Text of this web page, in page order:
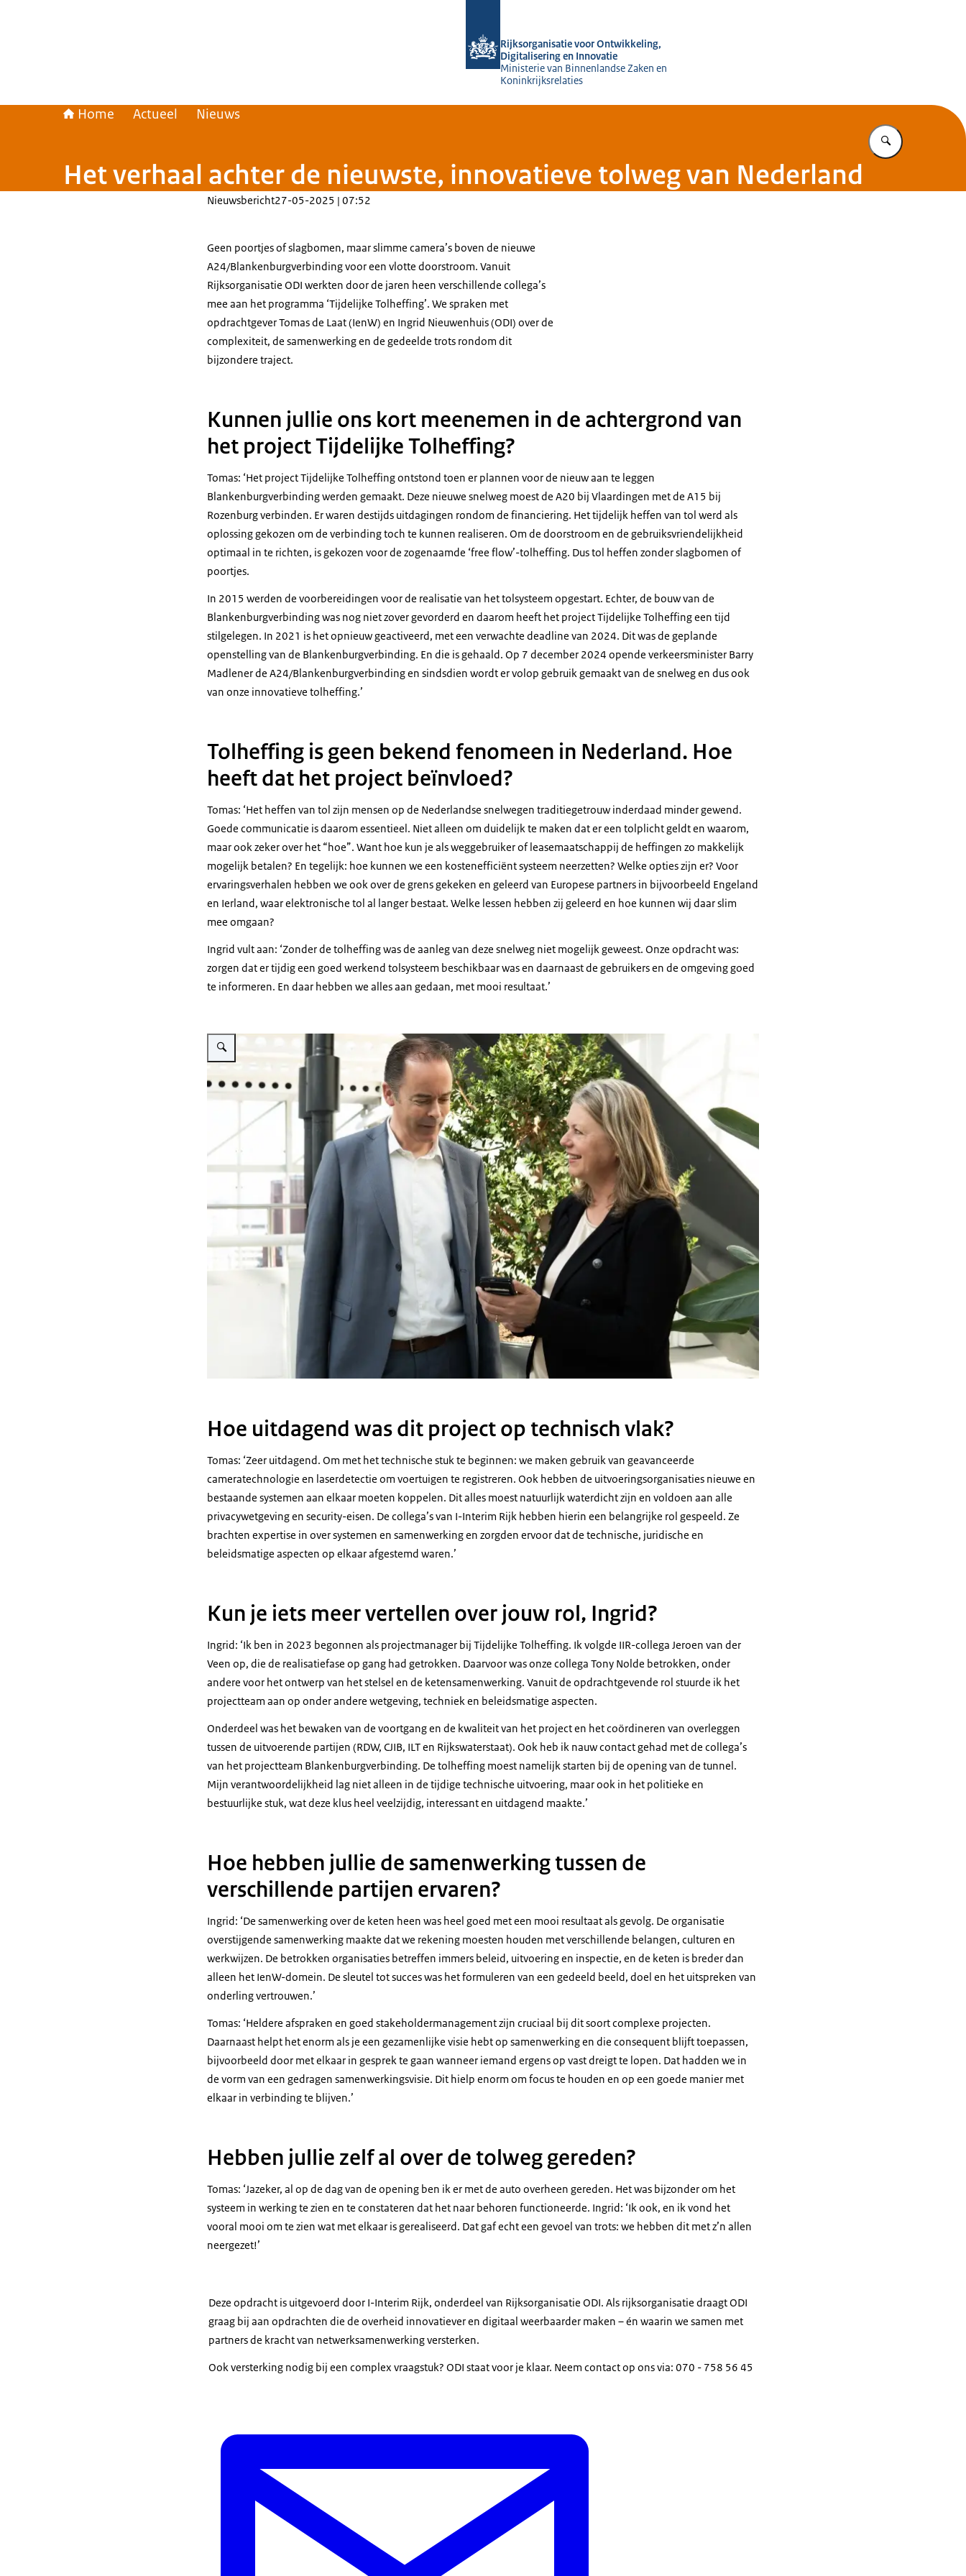
Rijksorganisatie voor Ontwikkeling,
Digitalisering en Innovatie
Ministerie van Binnenlandse Zaken en
Koninkrijksrelaties
Home Actueel Nieuws
Vul in wat u
Het verhaal achter de nieuwste, innovatieve tolweg van Nederland
Nieuwsbericht27-05-2025 | 07:52
Geen poortjes of slagbomen, maar slimme camera’s boven de nieuwe
A24/Blankenburgverbinding voor een vlotte doorstroom. Vanuit
Rijksorganisatie ODI werkten door de jaren heen verschillende collega’s
mee aan het programma ‘Tijdelijke Tolheffing’. We spraken met
opdrachtgever Tomas de Laat (IenW) en Ingrid Nieuwenhuis (ODI) over de
complexiteit, de samenwerking en de gedeelde trots rondom dit
bijzondere traject.
Kunnen jullie ons kort meenemen in de achtergrond van
het project Tijdelijke Tolheffing?
Tomas: ‘Het project Tijdelijke Tolheffing ontstond toen er plannen voor de nieuw aan te leggen
Blankenburgverbinding werden gemaakt. Deze nieuwe snelweg moest de A20 bij Vlaardingen met de A15 bij
Rozenburg verbinden. Er waren destijds uitdagingen rondom de financiering. Het tijdelijk heffen van tol werd als
oplossing gekozen om de verbinding toch te kunnen realiseren. Om de doorstroom en de gebruiksvriendelijkheid
optimaal in te richten, is gekozen voor de zogenaamde ‘free flow’-tolheffing. Dus tol heffen zonder slagbomen of
poortjes.
In 2015 werden de voorbereidingen voor de realisatie van het tolsysteem opgestart. Echter, de bouw van de
Blankenburgverbinding was nog niet zover gevorderd en daarom heeft het project Tijdelijke Tolheffing een tijd
stilgelegen. In 2021 is het opnieuw geactiveerd, met een verwachte deadline van 2024. Dit was de geplande
openstelling van de Blankenburgverbinding. En die is gehaald. Op 7 december 2024 opende verkeersminister Barry
Madlener de A24/Blankenburgverbinding en sindsdien wordt er volop gebruik gemaakt van de snelweg en dus ook
van onze innovatieve tolheffing.’
Tolheffing is geen bekend fenomeen in Nederland. Hoe
heeft dat het project beïnvloed?
Tomas: ‘Het heffen van tol zijn mensen op de Nederlandse snelwegen traditiegetrouw inderdaad minder gewend.
Goede communicatie is daarom essentieel. Niet alleen om duidelijk te maken dat er een tolplicht geldt en waarom,
maar ook zeker over het “hoe”. Want hoe kun je als weggebruiker of leasemaatschappij de heffingen zo makkelijk
mogelijk betalen? En tegelijk: hoe kunnen we een kostenefficiënt systeem neerzetten? Welke opties zijn er? Voor
ervaringsverhalen hebben we ook over de grens gekeken en geleerd van Europese partners in bijvoorbeeld Engeland
en Ierland, waar elektronische tol al langer bestaat. Welke lessen hebben zij geleerd en hoe kunnen wij daar slim
mee omgaan?
Ingrid vult aan: ‘Zonder de tolheffing was de aanleg van deze snelweg niet mogelijk geweest. Onze opdracht was:
zorgen dat er tijdig een goed werkend tolsysteem beschikbaar was en daarnaast de gebruikers en de omgeving goed
te informeren. En daar hebben we alles aan gedaan, met mooi resultaat.’
Vergroot afbeelding Tomas de Laat en Ingrid Nieuwenhuis in gesprek
Hoe uitdagend was dit project op technisch vlak?
Tomas: ‘Zeer uitdagend. Om met het technische stuk te beginnen: we maken gebruik van geavanceerde
cameratechnologie en laserdetectie om voertuigen te registreren. Ook hebben de uitvoeringsorganisaties nieuwe en
bestaande systemen aan elkaar moeten koppelen. Dit alles moest natuurlijk waterdicht zijn en voldoen aan alle
privacywetgeving en security-eisen. De collega’s van I-Interim Rijk hebben hierin een belangrijke rol gespeeld. Ze
brachten expertise in over systemen en samenwerking en zorgden ervoor dat de technische, juridische en
beleidsmatige aspecten op elkaar afgestemd waren.’
Kun je iets meer vertellen over jouw rol, Ingrid?
Ingrid: ‘Ik ben in 2023 begonnen als projectmanager bij Tijdelijke Tolheffing. Ik volgde IIR-collega Jeroen van der
Veen op, die de realisatiefase op gang had getrokken. Daarvoor was onze collega Tony Nolde betrokken, onder
andere voor het ontwerp van het stelsel en de ketensamenwerking. Vanuit de opdrachtgevende rol stuurde ik het
projectteam aan op onder andere wetgeving, techniek en beleidsmatige aspecten.
Onderdeel was het bewaken van de voortgang en de kwaliteit van het project en het coördineren van overleggen
tussen de uitvoerende partijen (RDW, CJIB, ILT en Rijkswaterstaat). Ook heb ik nauw contact gehad met de collega’s
van het projectteam Blankenburgverbinding. De tolheffing moest namelijk starten bij de opening van de tunnel.
Mijn verantwoordelijkheid lag niet alleen in de tijdige technische uitvoering, maar ook in het politieke en
bestuurlijke stuk, wat deze klus heel veelzijdig, interessant en uitdagend maakte.’
Hoe hebben jullie de samenwerking tussen de
verschillende partijen ervaren?
Ingrid: ‘De samenwerking over de keten heen was heel goed met een mooi resultaat als gevolg. De organisatie
overstijgende samenwerking maakte dat we rekening moesten houden met verschillende belangen, culturen en
werkwijzen. De betrokken organisaties betreffen immers beleid, uitvoering en inspectie, en de keten is breder dan
alleen het IenW-domein. De sleutel tot succes was het formuleren van een gedeeld beeld, doel en het uitspreken van
onderling vertrouwen.’
Tomas: ‘Heldere afspraken en goed stakeholdermanagement zijn cruciaal bij dit soort complexe projecten.
Daarnaast helpt het enorm als je een gezamenlijke visie hebt op samenwerking en die consequent blijft toepassen,
bijvoorbeeld door met elkaar in gesprek te gaan wanneer iemand ergens op vast dreigt te lopen. Dat hadden we in
de vorm van een gedragen samenwerkingsvisie. Dit hielp enorm om focus te houden en op een goede manier met
elkaar in verbinding te blijven.’
Hebben jullie zelf al over de tolweg gereden?
Tomas: ‘Jazeker, al op de dag van de opening ben ik er met de auto overheen gereden. Het was bijzonder om het
systeem in werking te zien en te constateren dat het naar behoren functioneerde. Ingrid: ‘Ik ook, en ik vond het
vooral mooi om te zien wat met elkaar is gerealiseerd. Dat gaf echt een gevoel van trots: we hebben dit met z’n allen
neergezet!’
Deze opdracht is uitgevoerd door I-Interim Rijk, onderdeel van Rijksorganisatie ODI. Als rijksorganisatie draagt ODI
graag bij aan opdrachten die de overheid innovatiever en digitaal weerbaarder maken – én waarin we samen met
partners de kracht van netwerksamenwerking versterken.
Ook versterking nodig bij een complex vraagstuk? ODI staat voor je klaar. Neem contact op ons via: 070 - 758 56 45